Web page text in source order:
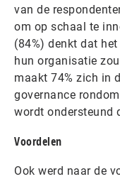
van de
om op schaal te
(84%) denkt dat
hun organisatie
maakt 74% zich in
governance
wordt ondersteund
Voordelen
Ook werd naar de